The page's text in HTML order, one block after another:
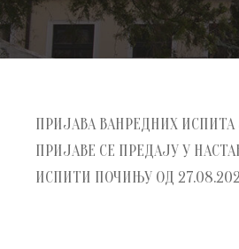
ПРИЈАВА ВАНРЕДНИХ ИСПИТА
ПРИЈАВЕ СЕ ПРЕДАЈУ У
ИСПИТИ ПОЧИЊУ ОД